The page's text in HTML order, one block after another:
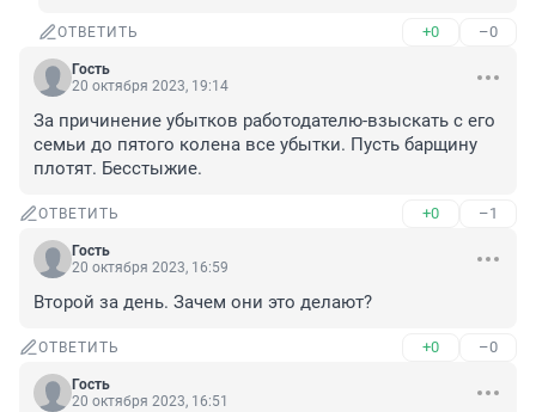
ОТВЕТИТЬ +0 –0
Гость
20 октября 2023, 19:14
За причинение убытков работодателю-взыскать с его
семьи до пятого колена все убытки. Пусть барщину
плотят. Бесстыжие.
ОТВЕТИТЬ +0 –1
Гость
20 октября 2023, 16:59
Второй за день. Зачем они это делают?
ОТВЕТИТЬ +0 –0
Гость
20 октября 2023, 16:51